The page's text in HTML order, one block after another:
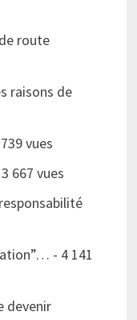
route
raisons de
vues
667 vues
- 4 141
devenir